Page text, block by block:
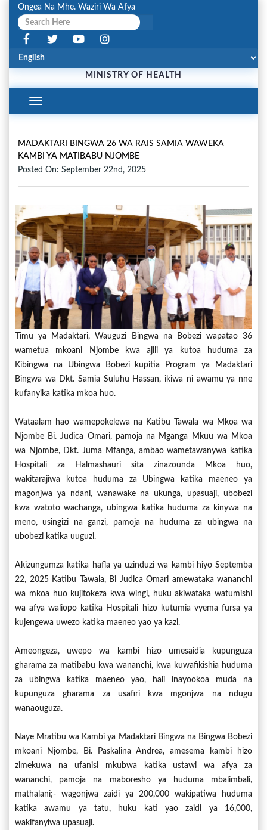
Ongea Na Mhe. Waziri Wa Afya
MINISTRY OF HEALTH
Toggle
Navigation
MADAKTARI BINGWA 26 WA RAIS SAMIA WAWEKA
KAMBI YA MATIBABU NJOMBE
Posted On: September 22nd, 2025
Timu ya Madaktari, Wauguzi Bingwa na Bobezi wapatao 36
wametua mkoani Njombe kwa ajili ya kutoa huduma za
Kibingwa na Ubingwa Bobezi kupitia Program ya Madaktari
Bingwa wa Dkt. Samia Suluhu Hassan, ikiwa ni awamu ya nne
kufanyika katika mkoa huo.
Wataalam hao wamepokelewa na Katibu Tawala wa Mkoa wa
Njombe Bi. Judica Omari, pamoja na Mganga Mkuu wa Mkoa
wa Njombe, Dkt. Juma Mfanga, ambao wametawanywa katika
Hospitali za Halmashauri sita zinazounda Mkoa huo,
wakitarajiwa kutoa huduma za Ubingwa katika maeneo ya
magonjwa ya ndani, wanawake na ukunga, upasuaji, ubobezi
kwa watoto wachanga, ubingwa katika huduma za kinywa na
meno, usingizi na ganzi, pamoja na huduma za ubingwa na
ubobezi katika uuguzi.
Akizungumza katika hafla ya uzinduzi wa kambi hiyo Septemba
22, 2025 Katibu Tawala, Bi Judica Omari amewataka wananchi
wa mkoa huo kujitokeza kwa wingi, huku akiwataka watumishi
wa afya waliopo katika Hospitali hizo kutumia vyema fursa ya
kujengewa uwezo katika maeneo yao ya kazi.
Ameongeza, uwepo wa kambi hizo umesaidia kupunguza
gharama za matibabu kwa wananchi, kwa kuwafikishia huduma
za ubingwa katika maeneo yao, hali inayookoa muda na
kupunguza gharama za usafiri kwa mgonjwa na ndugu
wanaouguza.
Naye Mratibu wa Kambi ya Madaktari Bingwa na Bingwa Bobezi
mkoani Njombe, Bi. Paskalina Andrea, amesema kambi hizo
zimekuwa na ufanisi mkubwa katika ustawi wa afya za
wananchi, pamoja na maboresho ya huduma mbalimbali,
mathalani;- wagonjwa zaidi ya 200,000 wakipatiwa huduma
katika awamu ya tatu, huku kati yao zaidi ya 16,000,
wakifanyiwa upasuaji.